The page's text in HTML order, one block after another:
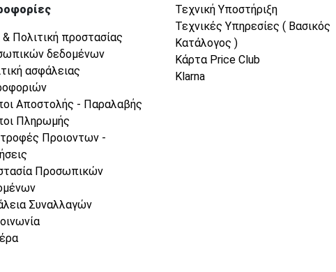
& Πολιτική προστασίας
δεδομένων
ασφάλειας
Αποστολής - Παραλαβής
Πληρωμής
Προιοντων -
Προσωπικών
Συναλλαγών
Τεχνική Υποστήριξη
Τεχνικές Υπηρεσίες ( Βασικός
Κατάλογος )
Κάρτα Price Club
Klarna